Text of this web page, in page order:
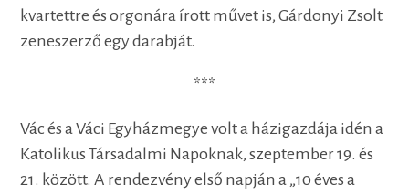
kvartettre és orgonára írott művet is, Gárdonyi Zsolt
zeneszerző egy darabját.
***
Vác és a Váci Egyházmegye volt a házigazdája idén a
Katolikus Társadalmi Napoknak, szeptember 19. és
21. között. A rendezvény első napján a „10 éves a